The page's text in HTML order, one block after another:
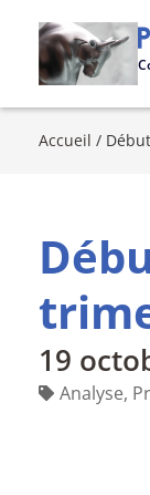
Accueil /
19
Analyse,